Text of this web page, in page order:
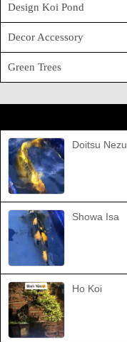
Design Koi Pond
Decor Accessory
Green Trees
Doitsu Nezu
Showa Isa
Ho Koi